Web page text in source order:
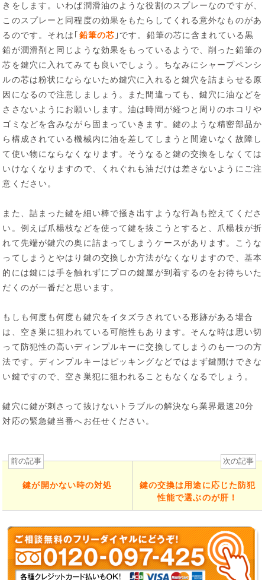
きをします。いわば潤滑油のような役割のスプレーなのですが、
このスプレーと同程度の効果をもたらしてくれる意外なものがあ
るのです。それは｢ 鉛筆の芯 ｣です。鉛筆の芯に含まれている黒
鉛が潤滑剤と同じような効果をもっているようで、削った鉛筆の
芯を鍵穴に入れてみても良いでしょう。ちなみにシャープペンシ
ルの芯は粉状にならないため鍵穴に入れると鍵穴を詰まらせる原
因になるので注意しましょう。また間違っても、鍵穴に油などを
ささないようにお願いします。油は時間が経つと周りのホコリや
ゴミなどを含みながら固まっていきます。鍵のような精密部品か
ら構成されている機械内に油を差してしまうと間違いなく故障し
て使い物にならなくなります。そうなると鍵の交換をしなくては
いけなくなりますので、くれぐれも油だけは差さないようにご注
意ください。
また、詰まった鍵を細い棒で掻き出すような行為も控えてくださ
い。例えば爪楊枝などを使って鍵を抜こうとすると、爪楊枝が折
れて先端が鍵穴の奥に詰まってしまうケースがあります。こうな
ってしまうとやはり鍵の交換しか方法がなくなりますので、基本
的には鍵には手を触れずにプロの鍵屋が到着するのをお待ちいた
だくのが一番だと思います。
もしも何度も何度も鍵穴をイタズラされている形跡がある場合
は、空き巣に狙われている可能性もあります。そんな時は思い切
って防犯性の高いディンプルキーに交換してしまうのも一つの方
法です。ディンプルキーはピッキングなどではまず鍵開けできな
い鍵ですので、空き巣犯に狙われることもなくなるでしょう。
鍵穴に鍵が刺さって抜けないトラブルの解決なら業界最速20分
対応の緊急鍵当番へお任せください。
前の記事
鍵が開かない時の対処
次の記事
鍵の交換は用途に応じた防犯
性能で選ぶのが肝！